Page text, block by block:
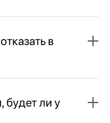
в
будет ли у